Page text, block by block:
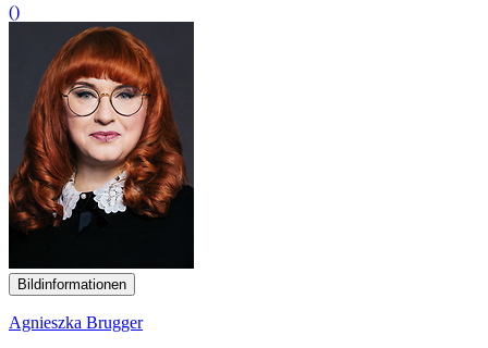
()
Bildinformationen
Agnieszka Brugger